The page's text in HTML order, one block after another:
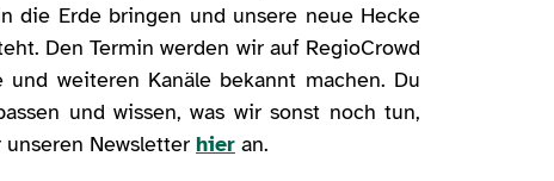
die Erde bringen und unsere neue Hecke
Den Termin werden wir auf RegioCrowd
weiteren Kanäle bekannt machen. Du
und wissen, was wir sonst noch tun,
Newsletter hier an.